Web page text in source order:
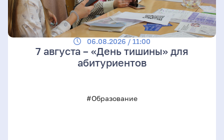
06.08.2026 / 11:00
7 августа – «День тишины» для
абитуриентов
#Образование